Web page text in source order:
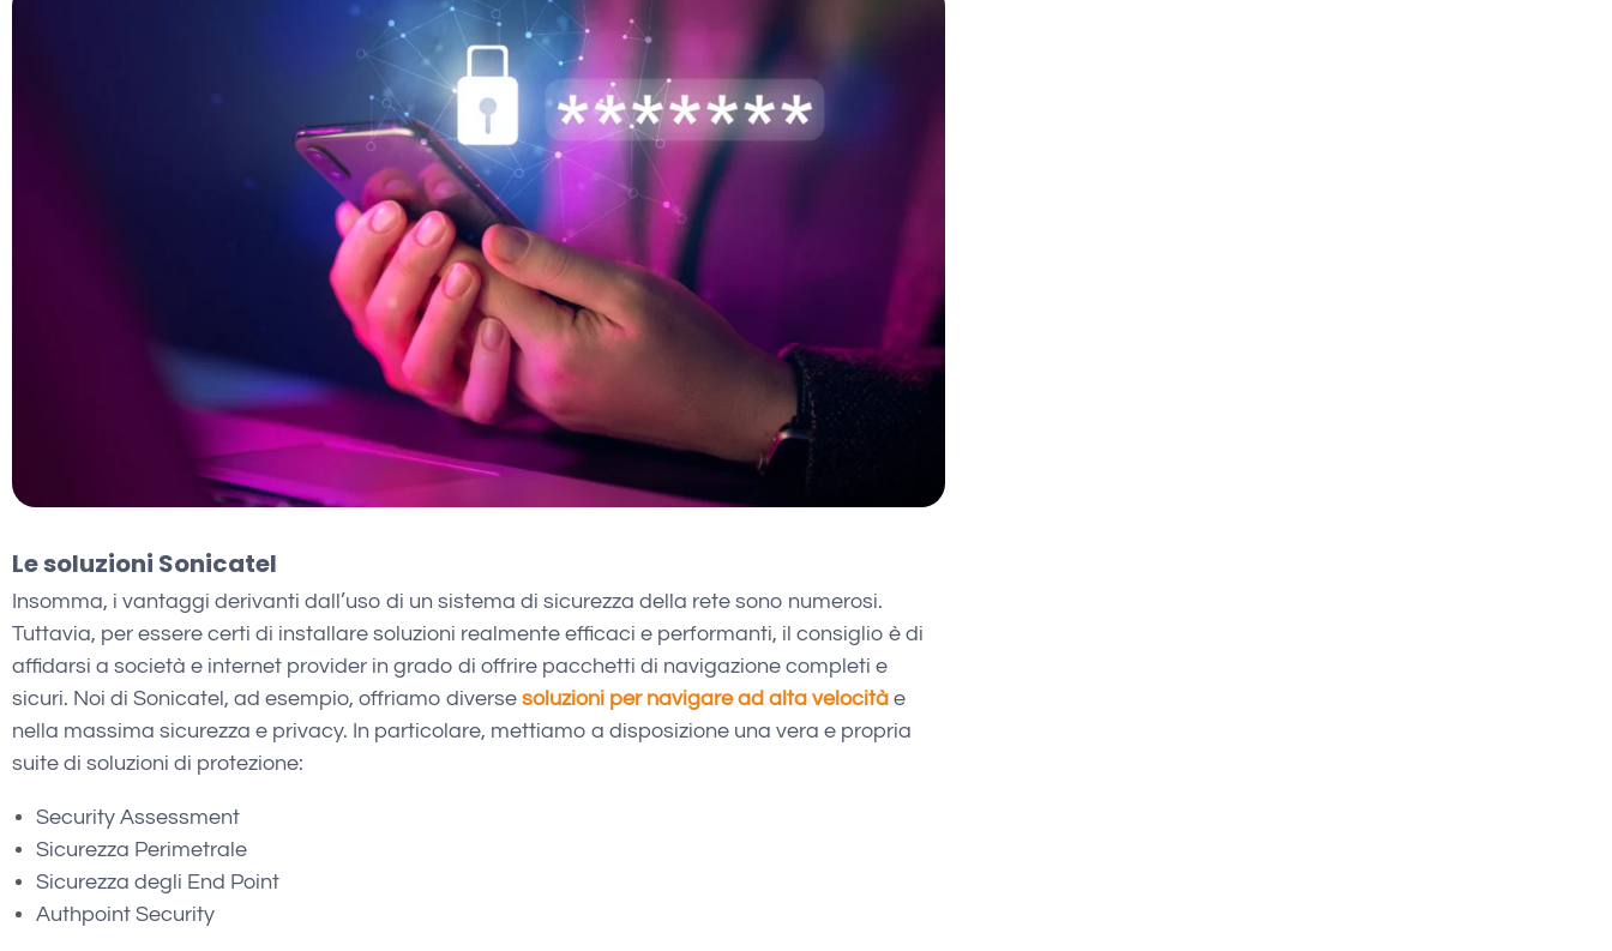
Le soluzioni Sonicatel
Insomma, i vantaggi derivanti dall’uso di un sistema di sicurezza della rete sono numerosi.
Tuttavia, per essere certi di installare soluzioni realmente efficaci e performanti, il consiglio è di
affidarsi a società e internet provider in grado di offrire pacchetti di navigazione completi e
sicuri. Noi di Sonicatel, ad esempio, offriamo diverse soluzioni per navigare ad alta velocità e
nella massima sicurezza e privacy. In particolare, mettiamo a disposizione una vera e propria
suite di soluzioni di protezione:
Security Assessment
Sicurezza Perimetrale
Sicurezza degli End Point
Authpoint Security